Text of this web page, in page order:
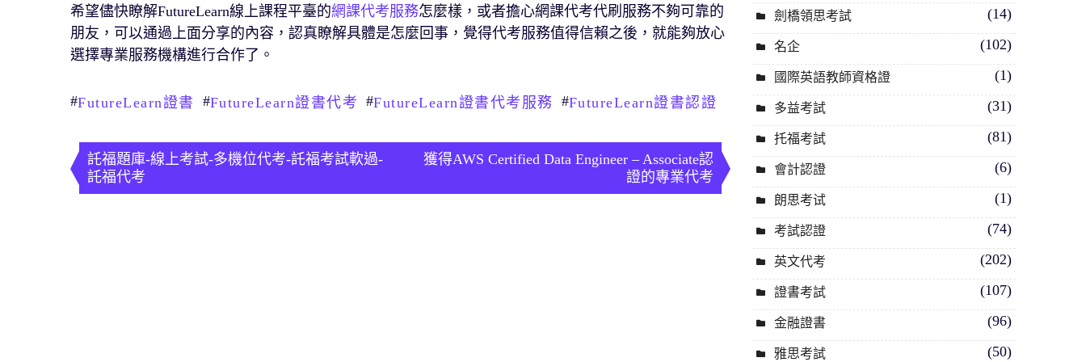
希望儘快瞭解FutureLearn線上課程平臺的網課代考服務怎麼樣，或者擔心網課代考代刷服務不夠可靠的
朋友，可以通過上面分享的內容，認真瞭解具體是怎麼回事，覺得代考服務值得信賴之後，就能夠放心
選擇專業服務機構進行合作了。
#FutureLearn證書 #FutureLearn證書代考 #FutureLearn證書代考服務 #FutureLearn證書認證
章
導
託福題庫-線上考試-多機位代考-託福考試軟過-
託福代考
獲得AWS Certified Data Engineer – Associate認
證的專業代考
劍橋領思考試 (14)
名企 (102)
國際英語教師資格證 (1)
多益考試 (31)
托福考試 (81)
會計認證 (6)
朗思考试 (1)
考試認證 (74)
英文代考 (202)
證書考試 (107)
金融證書 (96)
雅思考試 (50)